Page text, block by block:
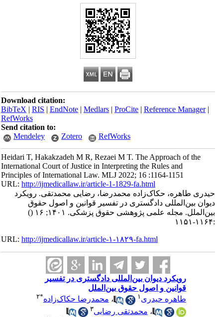
Download citation:
BibTeX|RIS|EndNote|Medlars|ProCite|Reference Manager
RefWorks
Send citation to:
Mendeley
Zotero RefWorks
Heidari T, Hakakzadeh M R, Rezaei M T. The Approach of the
International Court of Justice in Interpreting the Rules and
Principles of International Law. MLJ 2022; 16 :1164-1151
URL:http://ijmedicallaw.ir/article-1-1829-fa.html
حیدری طاهره، حکاک‌زاده محمدرضا، رضایی محمدتقی. رویکرد
دیوان بین‌المللی دادگستری در تفسیر قوانین و اصول حقوق
بین‌الملل. مجله علمی پژوهشی حقوق پزشکی. ۱۴۰۱; ۱۶
()
URL:http://ijmedicallaw.ir/article-۱-۱۸۲۹-fa.html
رویکرد دیوان بین‌المللی دادگستری در تفسیر
قوانین و اصول حقوق بین‌الملل
طاهره حیدری۱ ،محمدرضا حکاک‌زاده* ۲
،محمدتقی رضایی